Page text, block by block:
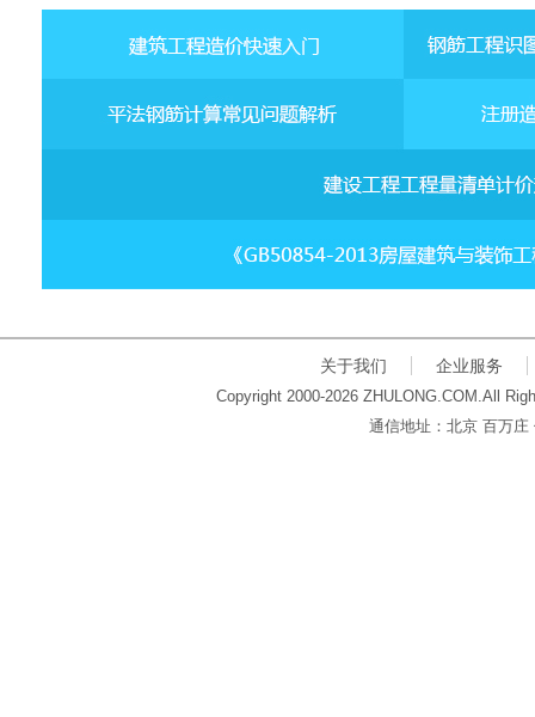
关于我们 企业服务
Copyright 2000-2026 ZHULONG.COM.All
通信地址：北京 百万